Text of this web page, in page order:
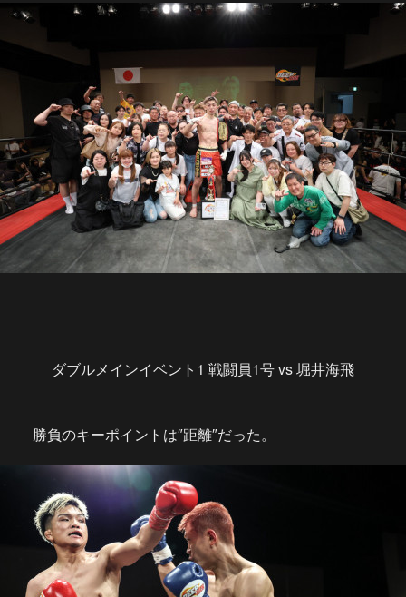
ダブルメインイベント1 戦闘員1号 vs 堀井海飛
勝負のキーポイントは″距離″だった。